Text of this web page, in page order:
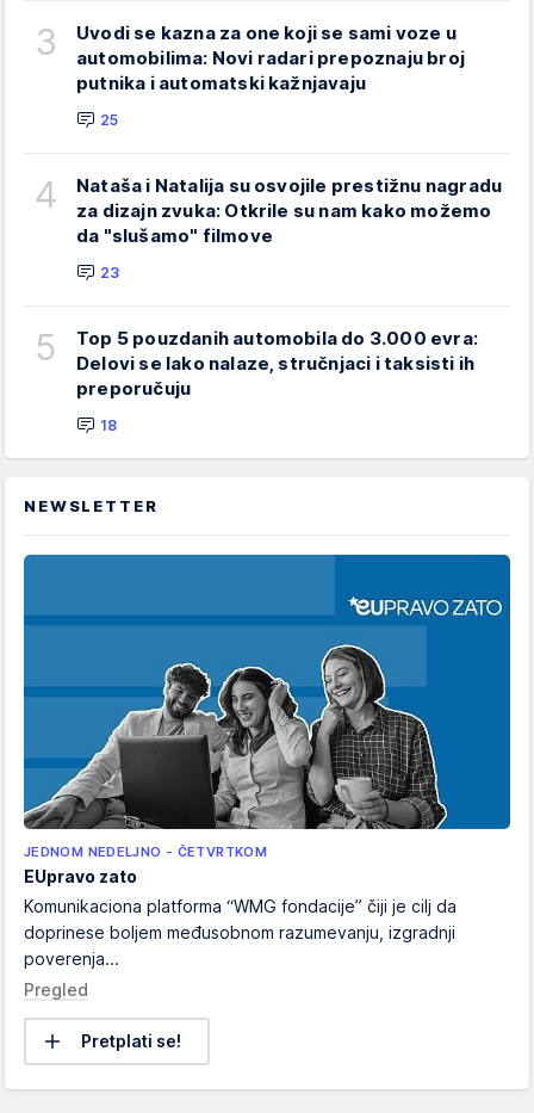
3
Uvodi se kazna za one koji se sami voze u
automobilima: Novi radari prepoznaju broj
putnika i automatski kažnjavaju
25
4
Nataša i Natalija su osvojile prestižnu nagradu
za dizajn zvuka: Otkrile su nam kako možemo
da "slušamo" filmove
23
5
Top 5 pouzdanih automobila do 3.000 evra:
Delovi se lako nalaze, stručnjaci i taksisti ih
preporučuju
18
NEWSLETTER
JEDNOM NEDELJNO - ČETVRTKOM
EUpravo zato
Komunikaciona platforma “WMG fondacije” čiji je cilj da
doprinese boljem međusobnom razumevanju, izgradnji
poverenja...
Pregled
Pretplati se!